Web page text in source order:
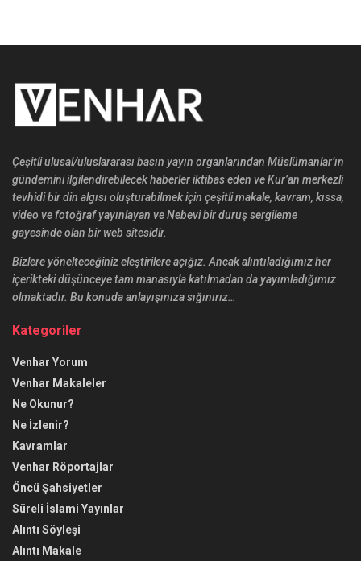
Çeşitli ulusal/uluslararası basın yayın organlarından Müslümanlar’ın
gündemini ilgilendirebilecek haberler iktibas eden ve Kur’an merkezli
tevhidi bir din algısı oluşturabilmek için çeşitli makale, kavram, kıssa,
video ve fotoğraf yayınlayan ve Nebevi bir duruş sergileme
gayesinde olan bir web sitesidir.
Bizlere yönelteceğiniz eleştirilere açığız. Ancak alıntıladığımız her
içerikteki düşünceye tam manasıyla katılmadan da yayımladığımız
olmaktadır. Bu konuda anlayışınıza sığınırız…
Kategoriler
Venhar Yorum
Venhar Makaleler
Ne Okunur?
Ne İzlenir?
Kavramlar
Venhar Röportajlar
Öncü Şahsiyetler
Süreli İslami Yayınlar
Alıntı Söyleşi
Alıntı Makale